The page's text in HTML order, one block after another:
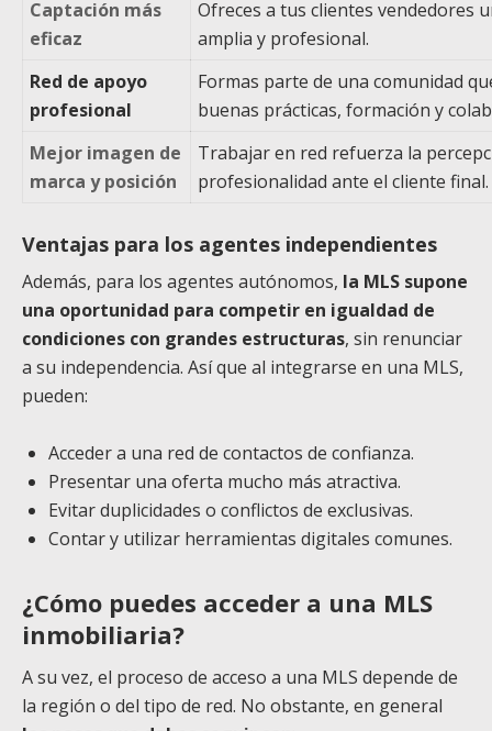
Captación más
eficaz
Ofreces a tus clientes vendedores
amplia y profesional.
Red de apoyo
profesional
Formas parte de una comunidad
buenas prácticas, formación y
Mejor imagen de
marca y posición
Trabajar en red refuerza la
profesionalidad ante el cliente final.
Ventajas para los agentes independientes
Además, para los agentes autónomos, la MLS supone
una oportunidad para competir en igualdad de
condiciones con grandes estructuras, sin renunciar
a su independencia. Así que al integrarse en una MLS,
pueden:
Acceder a una red de contactos de confianza.
Presentar una oferta mucho más atractiva.
Evitar duplicidades o conflictos de exclusivas.
Contar y utilizar herramientas digitales comunes.
¿Cómo puedes acceder a una MLS
inmobiliaria?
A su vez, el proceso de acceso a una MLS depende de
la región o del tipo de red. No obstante, en general